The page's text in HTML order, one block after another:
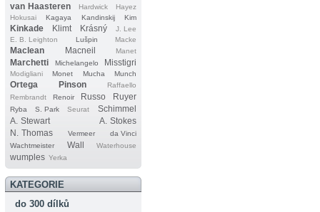
van Haasteren
Hardwick
Hayez
Hokusai
Kagaya Kandinskij Kim
Kinkade Klimt Krásný
J. Lee
E. B. Leighton
Lušpin Macke
Maclean Macneil Manet
Marchetti Michelangelo Misstigri
Modigliani Monet Mucha Munch
Ortega Pinson
Raffaello
Rembrandt
Renoir Russo Ruyer
Ryba S. Park Seurat
Schimmel
A. Stewart
A. Stokes
N. Thomas
Vermeer
da Vinci
Wachtmeister
Wall Waterhouse
wumples Yerka
KATEGORIE
do 300 dílků